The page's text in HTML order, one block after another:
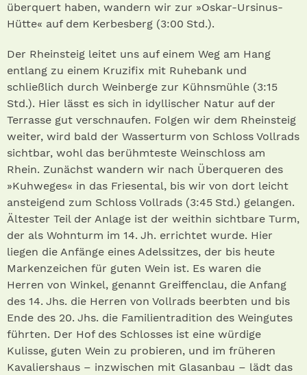
überquert haben, wandern wir zur »Oskar-Ursinus-
Hütte« auf dem Kerbesberg (3:00 Std.).
Der Rheinsteig leitet uns auf einem Weg am Hang
entlang zu einem Kruzifix mit Ruhebank und
schließlich durch Weinberge zur Kühnsmühle (3:15
Std.). Hier lässt es sich in idyllischer Natur auf der
Terrasse gut verschnaufen. Folgen wir dem Rheinsteig
weiter, wird bald der Wasserturm von Schloss Vollrads
sichtbar, wohl das berühmteste Weinschloss am
Rhein. Zunächst wandern wir nach Überqueren des
»Kuhweges« in das Friesental, bis wir von dort leicht
ansteigend zum Schloss Vollrads (3:45 Std.) gelangen.
Ältester Teil der Anlage ist der weithin sichtbare Turm,
der als Wohnturm im 14. Jh. errichtet wurde. Hier
liegen die Anfänge eines Adelssitzes, der bis heute
Markenzeichen für guten Wein ist. Es waren die
Herren von Winkel, genannt Greiffenclau, die Anfang
des 14. Jhs. die Herren von Vollrads beerbten und bis
Ende des 20. Jhs. die Familientradition des Weingutes
führten. Der Hof des Schlosses ist eine würdige
Kulisse, guten Wein zu probieren, und im früheren
Kavaliershaus – inzwischen mit Glasanbau – lädt das